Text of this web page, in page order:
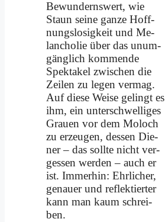
Be­wun­derns­wert, wie
Staun sei­ne gan­ze Hoff­
nungs­lo­sig­keit und Me­
lan­cho­lie über das un­um­
gäng­lich kom­men­de
Spek­ta­kel zwi­schen die
Zei­len zu le­gen ver­mag.
Auf die­se Wei­se ge­lingt es
ihm, ein un­ter­schwel­li­ges
Grau­en vor dem Mo­loch
zu er­zeu­gen, des­sen Die­
ner – das soll­te nicht ver­
ges­sen wer­den – auch er
ist. Im­mer­hin: Ehr­li­cher,
ge­nau­er und re­flek­tier­ter
kann man kaum schrei­
ben.